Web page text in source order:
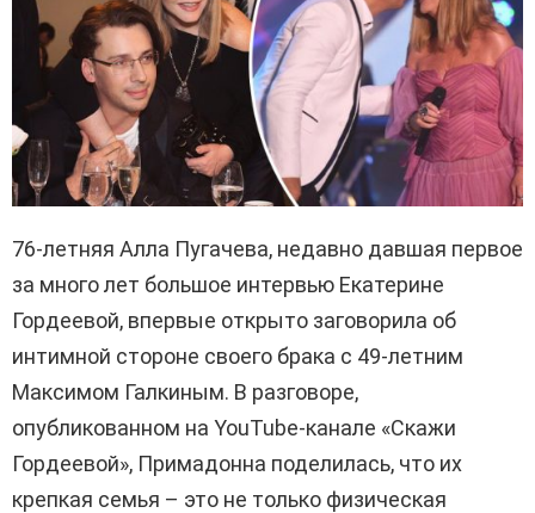
76-летняя Алла Пугачева, недавно давшая первое
за много лет большое интервью Екатерине
Гордеевой, впервые открыто заговорила об
интимной стороне своего брака с 49-летним
Максимом Галкиным. В разговоре,
опубликованном на YouTube-канале «Скажи
Гордеевой», Примадонна поделилась, что их
крепкая семья – это не только физическая